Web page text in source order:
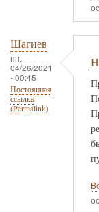
Шагиев
пн,
04/26/2021
- 00:45
Постоянная
ссылка
(Permalink)